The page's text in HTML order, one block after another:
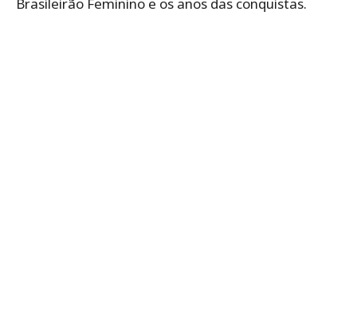
Brasileirão Feminino e os anos das conquistas.